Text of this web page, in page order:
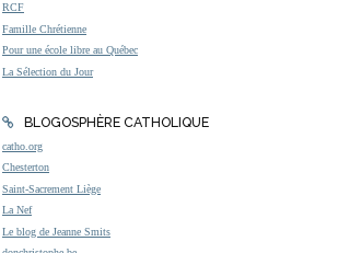
RCF
Famille Chrétienne
Pour une école libre au Québec
La Sélection du Jour
BLOGOSPHÈRE CATHOLIQUE
catho.org
Chesterton
Saint-Sacrement Liège
La Nef
Le blog de Jeanne Smits